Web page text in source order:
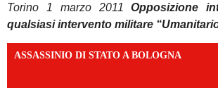
Torino 1 marzo 2011 Opposizione
qualsiasi intervento militare
ASSASSINIO DI STATO A BOLOGNA